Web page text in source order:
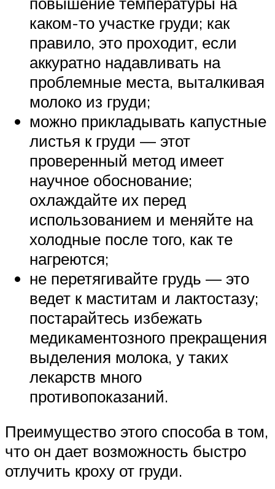
каком-то участке груди; как
правило, это проходит, если
аккуратно надавливать на
проблемные места, выталкивая
молоко из груди;
можно прикладывать капустные
листья к груди — этот
проверенный метод имеет
научное обоснование;
охлаждайте их перед
использованием и меняйте на
холодные после того, как те
нагреются;
не перетягивайте грудь — это
ведет к маститам и лактостазу;
постарайтесь избежать
медикаментозного прекращения
выделения молока, у таких
лекарств много
противопоказаний.
Преимущество этого способа в том,
что он дает возможность быстро
отлучить кроху от груди.